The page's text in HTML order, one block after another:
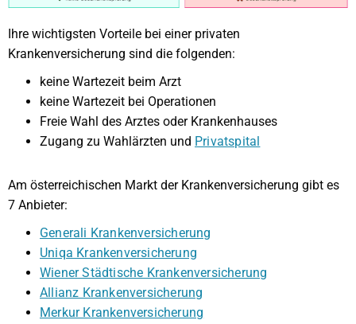
Ihre wichtigsten Vorteile bei einer privaten
Krankenversicherung sind die folgenden:
keine Wartezeit beim Arzt
keine Wartezeit bei Operationen
Freie Wahl des Arztes oder Krankenhauses
Zugang zu Wahlärzten und Privatspital
Am österreichischen Markt der Krankenversicherung gibt es
7 Anbieter:
Generali Krankenversicherung
Uniqa Krankenversicherung
Wiener Städtische Krankenversicherung
Allianz Krankenversicherung
Merkur Krankenversicherung